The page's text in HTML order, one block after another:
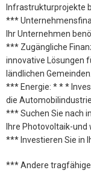
Infrastrukturprojekte
***
Ihr Unternehmen
*** Zugängliche
innovative Lösungen
ländlichen Gemeinden.
*** Energie: * * *
die
*** Suchen Sie nach
Ihre Photovoltaik-und
*** Investieren Sie in
*** Andere